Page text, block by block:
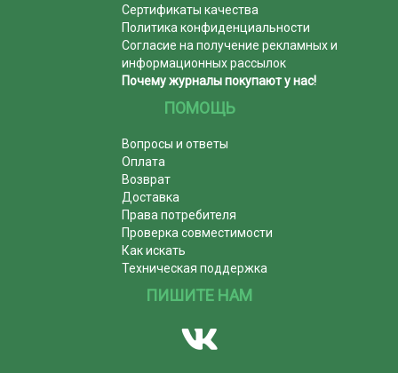
Сертификаты качества
Политика конфиденциальности
Согласие на получение рекламных и
информационных рассылок
Почему журналы покупают у нас!
ПОМОЩЬ
Вопросы и ответы
Оплата
Возврат
Доставка
Права потребителя
Проверка совместимости
Как искать
Техническая поддержка
ПИШИТЕ НАМ